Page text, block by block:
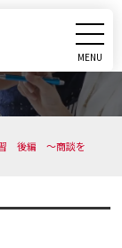
MENU
CLOSE
習 後編 ～商談を